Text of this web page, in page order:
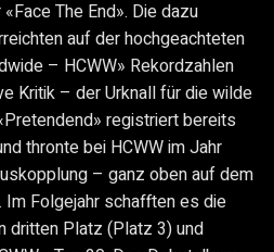
The End». Die dazu
auf der hochgeachteten
– HCWW» Rekordzahlen
Kritik – der Urknall für die wilde
registriert bereits
thronte bei HCWW im Jahr
– ganz oben auf dem
Folgejahr schafften es die
dritten Platz (Platz 3) und